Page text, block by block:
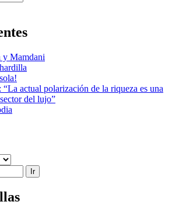
y Mamdani
actual polarización de la riqueza es una
del lujo”